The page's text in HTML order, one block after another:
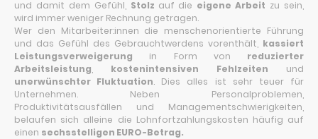
und damit dem Gefühl, Stolz auf die eigene Arbeit zu sein,
wird immer weniger Rechnung getragen.
Wer den Mitarbeiter:innen die menschenorientierte Führung
und das Gefühl des Gebrauchtwerdens vorenthält, kassiert
Leistungsverweigerung in Form von reduzierter
Arbeitsleistung
kostenintensiven Fehlzeiten und
unerwünschter Fluktuation. Dies alles ist sehr teuer für
Unternehmen. Neben Personalproblemen,
Produktivitätsausfällen und Managementschwierigkeiten,
belaufen sich alleine die Lohnfortzahlungskosten häufig auf
einen sechsstelligen EURO-Betrag.